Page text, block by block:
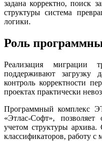
задана корректно, поиск
структуры система
логики.
Роль
Реализация миграции
поддерживают загрузку
контроль корректности
проектах практически
Программный комплекс
«Этлас-Софт»,
учетом структуры архива.
классификаторов, работу с